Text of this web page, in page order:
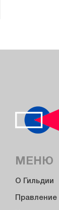
МЕНЮ
О Гильдии
Правление